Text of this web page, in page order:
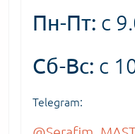
Пн-Пт: с
Сб-Вс: с
Telegram: